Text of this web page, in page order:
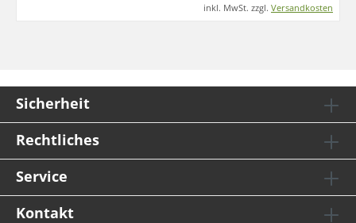
inkl. MwSt. zzgl. Versandkosten
Sicherheit
Rechtliches
Service
Kontakt